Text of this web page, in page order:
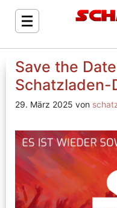
Save the
Schatzladen-
29. März 2025 von